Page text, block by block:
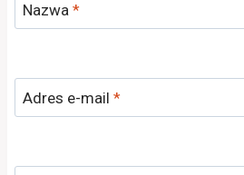
Nazwa *
Adres e-mail *